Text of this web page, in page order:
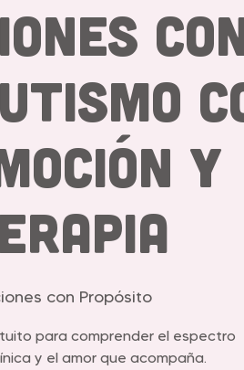
y
con Propósito
para comprender el espectro
y el amor que acompaña.